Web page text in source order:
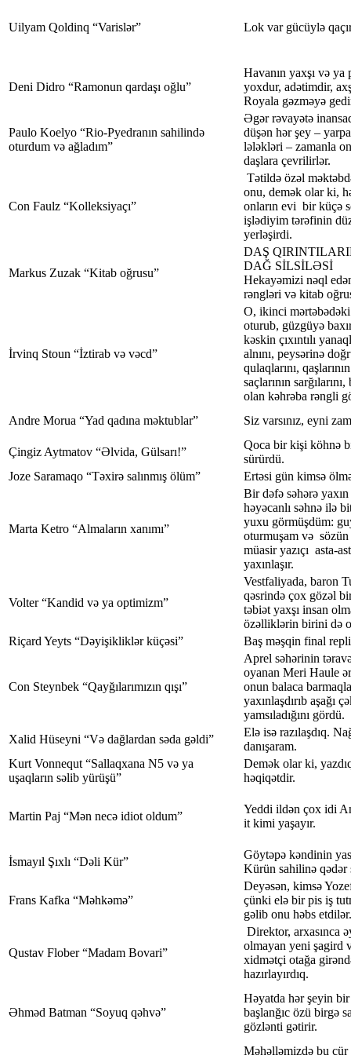
Uilyam Qoldinq “Varislər” Lok var gücüylə
Deni Didro “Ramonun qardaşı oğlu”
Havanın yaxşı və ya
yoxdur, adətimdir,
Royala gəzməyə
Paulo Koelyo “Rio-Pyedranın sahilində
oturdum və ağladım”
Əgər rəvayətə
düşən hər şey –
lələkləri – zamanla
daşlara çevrilirlər.
Con Faulz “Kolleksiyaçı”
Tətildə özəl
onu, demək olar ki,
onların evi bir küçə
işlədiyim tərəfinin düz
yerləşirdi.
Markus Zuzak “Kitab oğrusu”
DAŞ
DAĞ SİLSİLƏSİ
Hekayəmizi nəql
rəngləri və kitab
İrvinq Stoun “İztirab və vəcd”
O, ikinci mərtəbədəki
oturub, güzgüyə
kəskin çıxıntılı
alnını, peysərinə
qulaqlarını,
saçlarının
olan kəhrəba rəngli
Andre Morua “Yad qadına məktublar”
Siz varsınız, eyni
Çingiz Aytmatov “Əlvida, Gülsarı!”
Qoca bir kişi köhnə
sürürdü.
Joze Saramaqo “Təxirə salınmış ölüm”
Ertəsi gün kimsə
Marta Ketro “Almaların xanımı”
Bir dəfə səhərə
həyəcanlı səhnə ilə
yuxu görmüşdüm:
oturmuşam və sözün
müasir yazıçı asta-
yaxınlaşır.
Volter “Kandid və ya optimizm”
Vestfaliyada, baron
qəsrində çox gözəl
təbiət yaxşı insan
özəlliklərin birini də
Riçard Yeyts “Dəyişikliklər küçəsi”
Baş məşqin final
Con Steynbek “Qayğılarımızın qışı”
Aprel səhərinin
oyanan Meri Haule
onun balaca
yaxınlaşdırıb aşağı
yamsıladığını gördü.
Xalid Hüseyni “Və dağlardan səda gəldi”
Elə isə razılaşdıq.
danışaram.
Kurt Vonnequt “Sallaqxana N5 və ya
uşaqların səlib yürüşü”
Demək olar ki,
həqiqətdir.
Martin Paj “Mən necə idiot oldum”
Yeddi ildən çox idi
it kimi yaşayır.
İsmayıl Şıxlı “Dəli Kür”
Göytəpə kəndinin
Kürün sahilinə qədər
Frans Kafka “Məhkəmə”
Deyəsən, kimsə
çünki elə bir pis iş
gəlib onu həbs etdilər.
Qustav Flober “Madam Bovari”
Direktor, arxasınca
olmayan yeni şagird
xidmətçi otağa
hazırlayırdıq.
Əhməd Batman “Soyuq qəhvə”
Həyatda hər şeyin bir
başlanğıc özü birgə
gözlənti gətirir.
Məhəlləmizdə bu cür